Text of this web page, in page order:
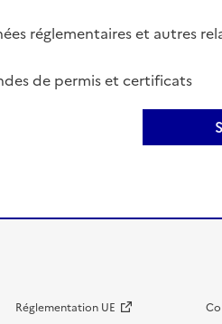
réglementaires et autres
de permis et certificats
Réglementation UE